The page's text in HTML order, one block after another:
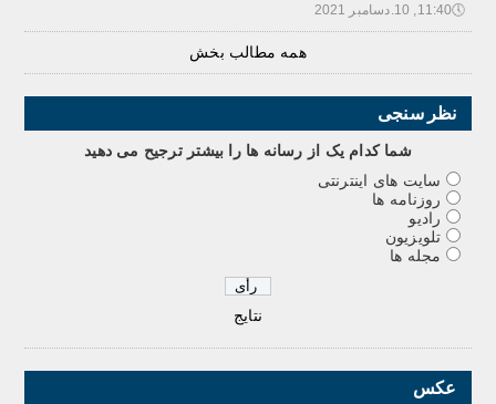
🕔11:40, 10.دسامبر 2021
همه مطالب بخش
نظر سنجی
شما کدام يک از رسانه ها را بيشتر ترجيح می دهيد
سایت های اینترنتی
روزنامه ها
رادیو
تلویزیون
مجله ها
نتایج
عکس